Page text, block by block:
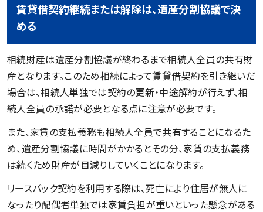
賃貸借契約継続または解除は、遺産分割協議で決
める
相続財産は遺産分割協議が終わるまで相続人全員の共有財
産となります。このため相続によって賃貸借契約を引き継いだ
場合は、相続人単独では契約の更新・中途解約が行えず、相
続人全員の承諾が必要となる点に注意が必要です。
また、家賃の支払義務も相続人全員で共有することになるた
め、遺産分割協議に時間がかかるとその分、家賃の支払義務
は続くため財産が目減りしていくことになります。
リースバック契約を利用する際は、死亡により住居が無人に
なったり配偶者単独では家賃負担が重いといった懸念がある